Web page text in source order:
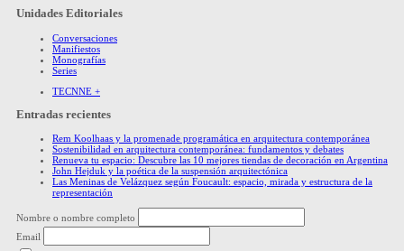
Unidades Editoriales
Conversaciones
Manifiestos
Monografías
Series
TECNNE +
Entradas recientes
Rem Koolhaas y la promenade programática en arquitectura contemporánea
Sostenibilidad en arquitectura contemporánea: fundamentos y debates
Renueva tu espacio: Descubre las 10 mejores tiendas de decoración en Argentina
John Hejduk y la poética de la suspensión arquitectónica
Las Meninas de Velázquez según Foucault: espacio, mirada y estructura de la
representación
Nombre o nombre completo
Email